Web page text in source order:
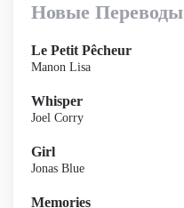
Новые Переводы
Le Petit Pêcheur
Manon Lisa
Whisper
Joel Corry
Girl
Jonas Blue
Memories